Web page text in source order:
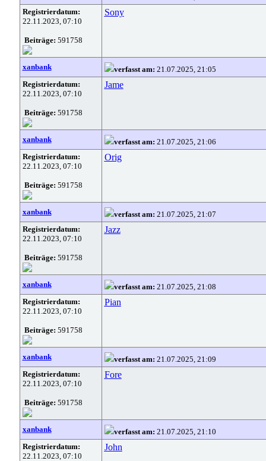
Registrierdatum:
22.11.2023, 07:10
Beiträge: 591758
Sony
xanbank verfasst am: 21.07.2025, 21:05
Registrierdatum:
22.11.2023, 07:10
Beiträge: 591758
Jame
xanbank verfasst am: 21.07.2025, 21:06
Registrierdatum:
22.11.2023, 07:10
Beiträge: 591758
Orig
xanbank verfasst am: 21.07.2025, 21:07
Registrierdatum:
22.11.2023, 07:10
Beiträge: 591758
Jazz
xanbank verfasst am: 21.07.2025, 21:08
Registrierdatum:
22.11.2023, 07:10
Beiträge: 591758
Pian
xanbank verfasst am: 21.07.2025, 21:09
Registrierdatum:
22.11.2023, 07:10
Beiträge: 591758
Fore
xanbank verfasst am: 21.07.2025, 21:10
Registrierdatum:
22.11.2023, 07:10
John